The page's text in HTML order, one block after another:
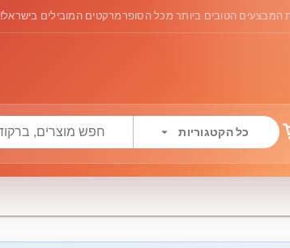
הטובים ביותר מכל הסופרמרקטים המובילים בישראל!
כל הקטגוריות arrow_drop_down